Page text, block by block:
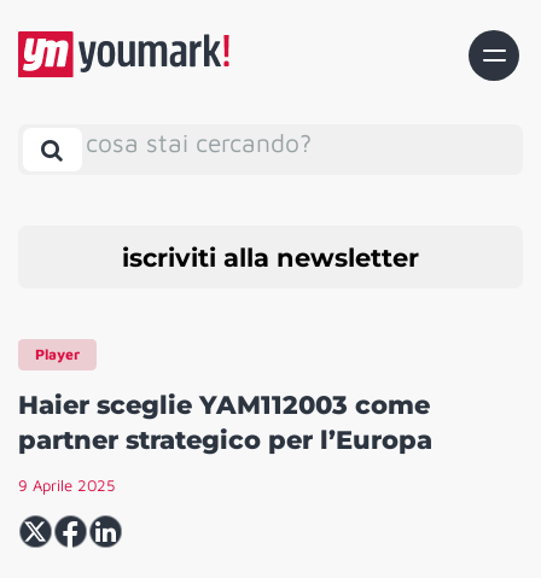
cosa stai cercando?
iscriviti alla newsletter
Player
Haier sceglie YAM112003 come
partner strategico per l’Europa
9 Aprile 2025